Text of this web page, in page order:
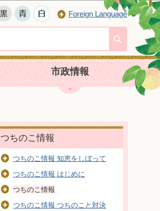
Foreign Language
市政情報
つちのこ情報
つちのこ情報 知恵をしぼって
つちのこ情報 はじめに
つちのこ情報
つちのこ情報 つちのこと対決